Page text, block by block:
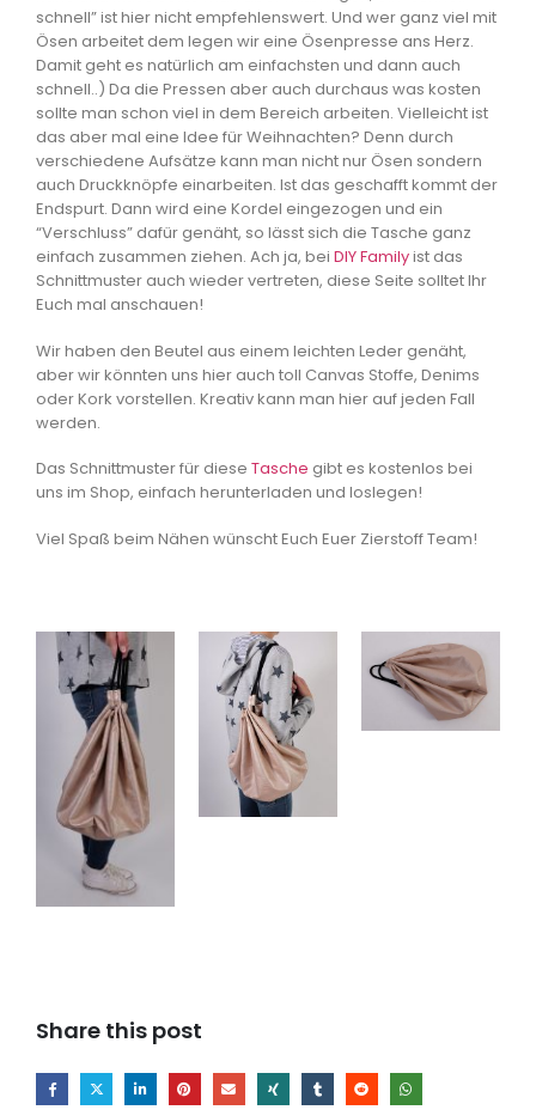
schnell” ist hier nicht empfehlenswert. Und wer ganz viel mit
Ösen arbeitet dem legen wir eine Ösenpresse ans Herz.
Damit geht es natürlich am einfachsten und dann auch
schnell..) Da die Pressen aber auch durchaus was kosten
sollte man schon viel in dem Bereich arbeiten. Vielleicht ist
das aber mal eine Idee für Weihnachten? Denn durch
verschiedene Aufsätze kann man nicht nur Ösen sondern
auch Druckknöpfe einarbeiten. Ist das geschafft kommt der
Endspurt. Dann wird eine Kordel eingezogen und ein
“Verschluss” dafür genäht, so lässt sich die Tasche ganz
einfach zusammen ziehen. Ach ja, bei DIY Familyist das
Schnittmuster auch wieder vertreten, diese Seite solltet Ihr
Euch mal anschauen!
Wir haben den Beutel aus einem leichten Leder genäht,
aber wir könnten uns hier auch toll Canvas Stoffe, Denims
oder Kork vorstellen. Kreativ kann man hier auf jeden Fall
werden.
Das Schnittmuster für diese Tasche gibt es kostenlos bei
uns im Shop, einfach herunterladen und loslegen!
Viel Spaß beim Nähen wünscht Euch Euer Zierstoff Team!
Share this post